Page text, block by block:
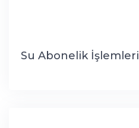
Su Abonelik İşlemleri